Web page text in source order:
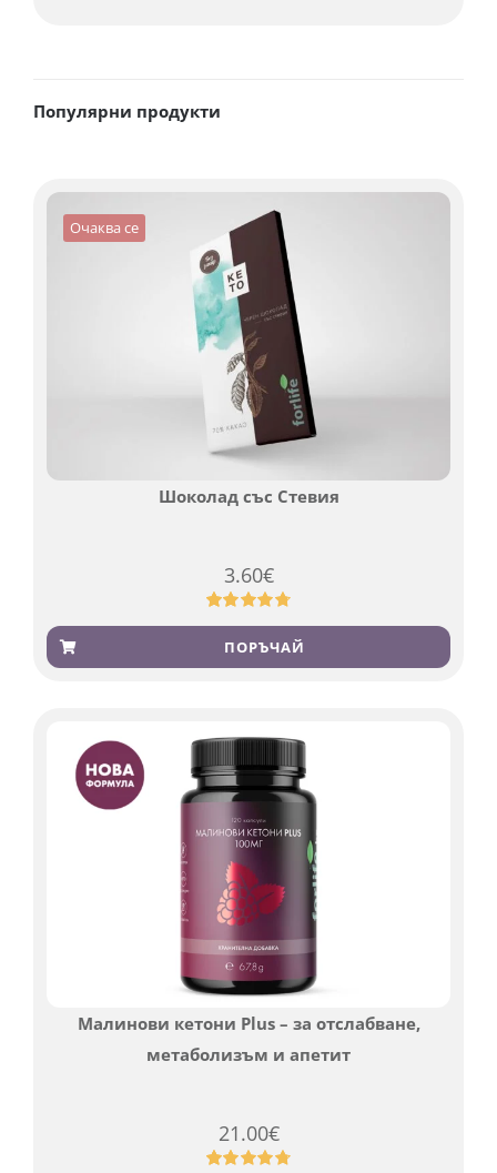
Популярни продукти
Очаква се
Шоколад със Стевия
3.60€
Оценен
4.79 от 5,
185
ПОРЪЧАЙ
Малинови кетони Plus – за отслабване,
метаболизъм и апетит
21.00€